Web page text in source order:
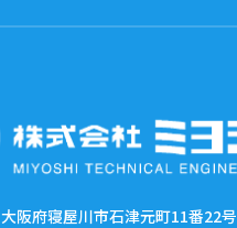
大阪府寝屋川市石津元町11番22号